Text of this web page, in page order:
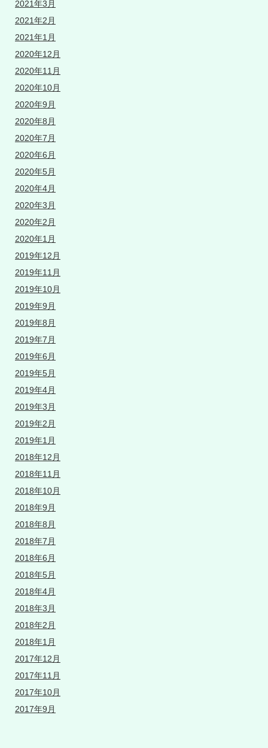
2021年3月
2021年2月
2021年1月
2020年12月
2020年11月
2020年10月
2020年9月
2020年8月
2020年7月
2020年6月
2020年5月
2020年4月
2020年3月
2020年2月
2020年1月
2019年12月
2019年11月
2019年10月
2019年9月
2019年8月
2019年7月
2019年6月
2019年5月
2019年4月
2019年3月
2019年2月
2019年1月
2018年12月
2018年11月
2018年10月
2018年9月
2018年8月
2018年7月
2018年6月
2018年5月
2018年4月
2018年3月
2018年2月
2018年1月
2017年12月
2017年11月
2017年10月
2017年9月